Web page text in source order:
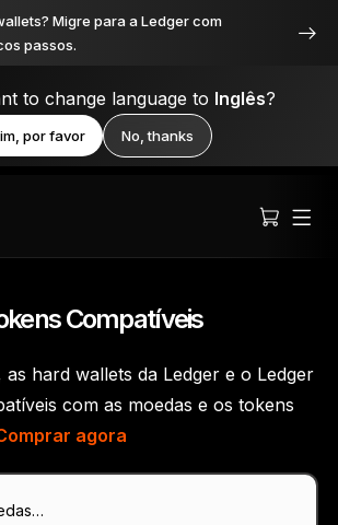
Migre para a Ledger com
passos.
to change language to Inglês?
por favor No, thanks
Stax
de todos os ângulos
Compatíveis
hard wallets da Ledger e o Ledger
com as moedas e os tokens
agora